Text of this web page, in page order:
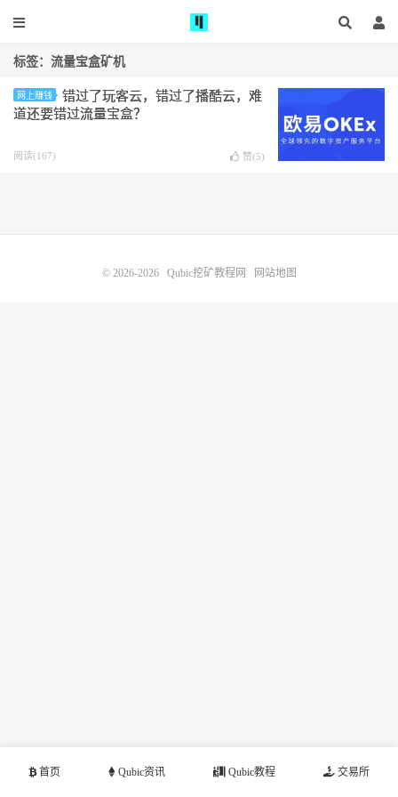
标签：流量宝盒矿机
网上赚钱
错过了玩客云，错过了播酷云，难
道还要错过流量宝盒？
阅读(167) 赞(5)
首页 Qubic资讯 Qubic教程 交易所
© 2026-2026 Qubic挖矿教程网 网站地图